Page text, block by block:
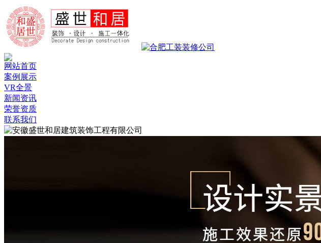
网站首页
案例展示
VR全景
新闻资讯
荣誉资质
联系我们